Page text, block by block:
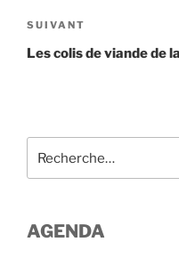
Article
suivant
SUIVANT
Les colis de viande de
pour
AGENDA